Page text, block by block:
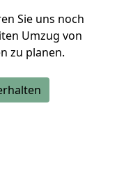
Sie uns noch
Umzug von
zu planen.